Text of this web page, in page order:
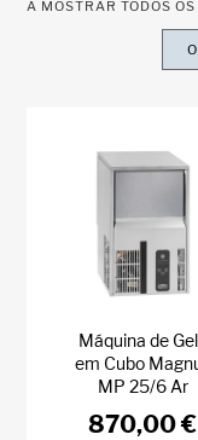
A MOSTRAR TODOS
Máquina de
em Cubo
MP 25/6 Ar
870,00€